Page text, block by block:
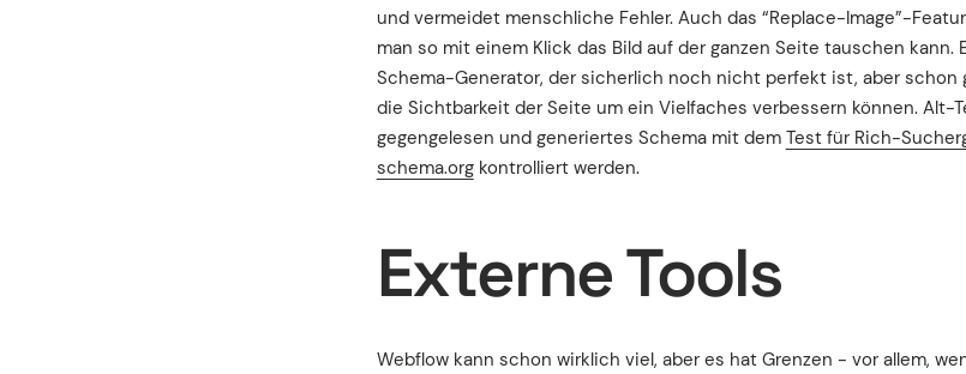
und vermeidet menschliche Fehler. Auch das “Replace-Image”-
man so mit einem Klick das Bild auf der ganzen Seite tauschen
Schema-Generator, der sicherlich noch nicht perfekt ist, aber schon
die Sichtbarkeit der Seite um ein Vielfaches verbessern können. Alt-
gegengelesen und generiertes Schema mit dem Test für Rich-
schema.orgkontrolliert werden.
Externe Tools
Webflow kann schon wirklich viel, aber es hat Grenzen - vor allem,